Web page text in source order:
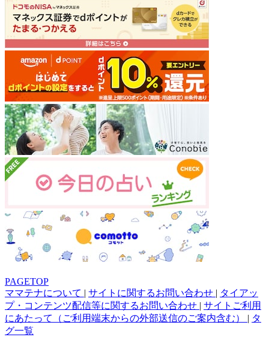
PAGETOP
ママテナについて | サイトに関するお問い合わせ | タイアッ
プ・コンテンツ配信等に関するお問い合わせ | サイトご利用
にあたって（ご利用端末からの外部送信のご案内含む） | タ
グ一覧